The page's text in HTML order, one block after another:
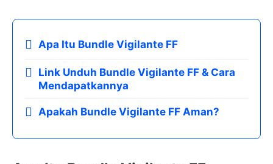
Apa Itu Bundle Vigilante FF
Link Unduh Bundle Vigilante FF & Cara
Mendapatkannya
Apakah Bundle Vigilante FF Aman?